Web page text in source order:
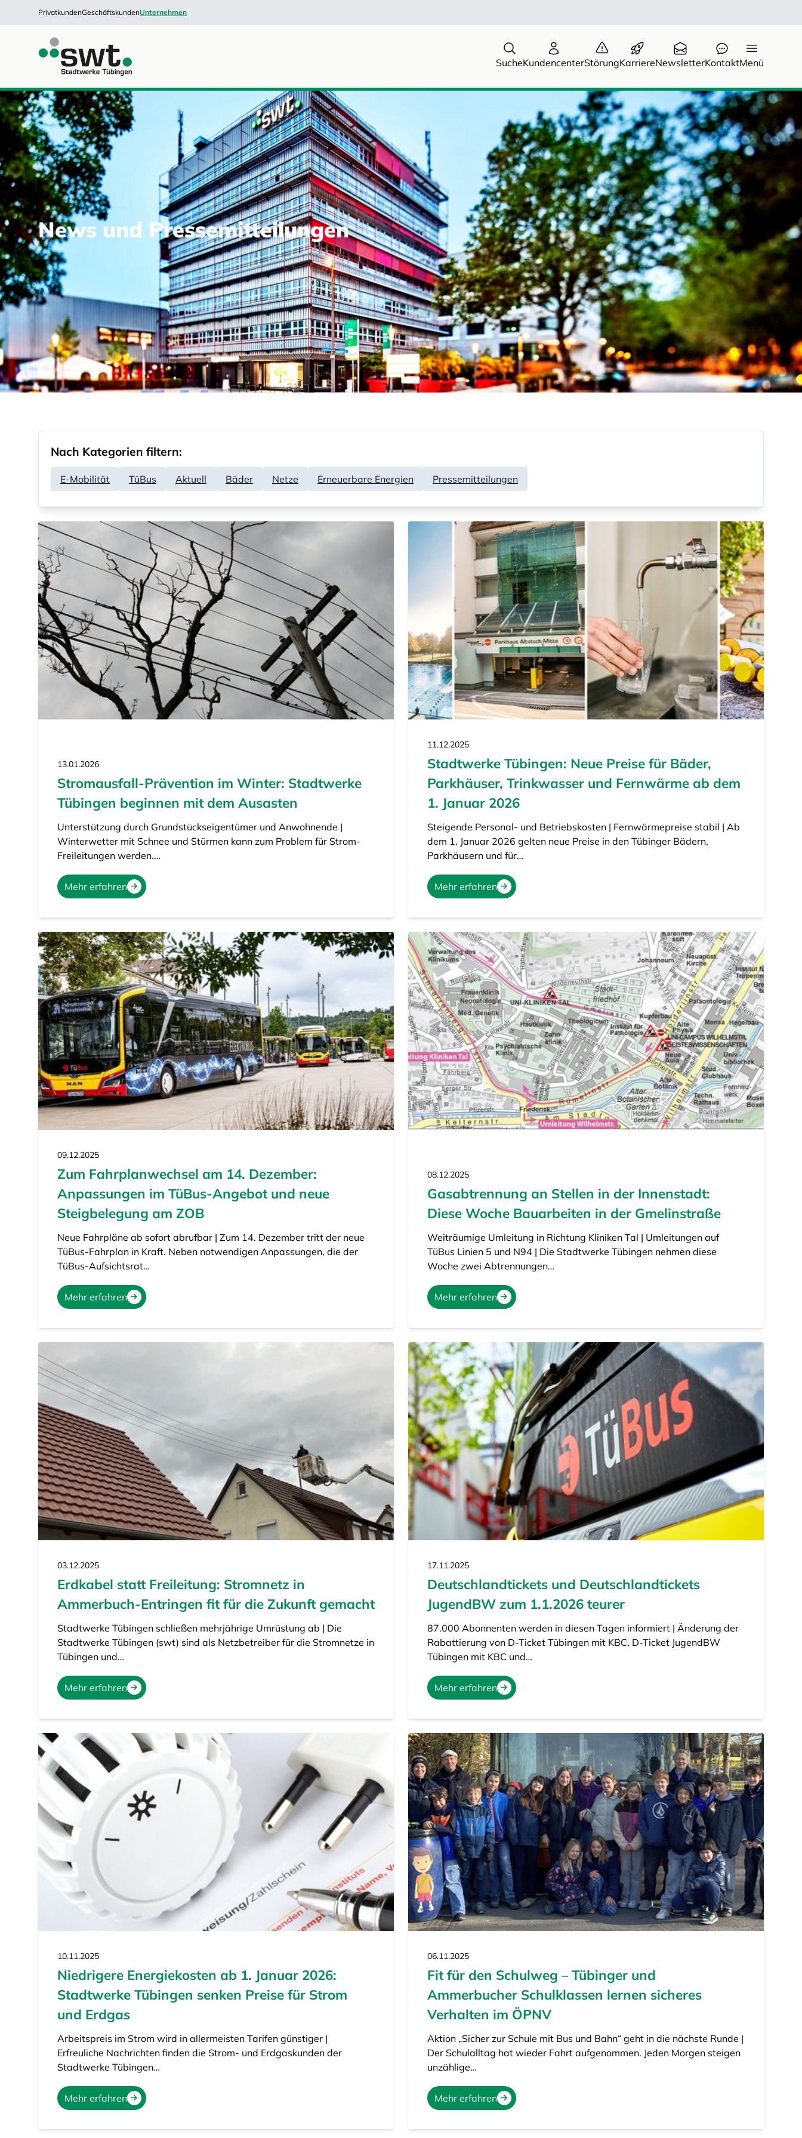
PrivatkundenGeschäftskundenUnternehmen
SucheKundencenterStörungKarriereNewsletterKontaktMenü
News und Pressemitteilungen
Nach Kategorien filtern:
E-Mobilität TüBus Aktuell Bäder Netze Erneuerbare Energien Pressemitteilungen
13.01.2026
Stromausfall-Prävention im Winter: Stadtwerke
Tübingen beginnen mit dem Ausasten
Unterstützung durch Grundstückseigentümer und Anwohnende |
Winterwetter mit Schnee und Stürmen kann zum Problem für Strom-
Freileitungen werden.…
Mehr erfahren
11.12.2025
Stadtwerke Tübingen: Neue Preise für Bäder,
Parkhäuser, Trinkwasser und Fernwärme ab dem
1. Januar 2026
Steigende Personal- und Betriebskosten | Fernwärmepreise stabil | Ab
dem 1. Januar 2026 gelten neue Preise in den Tübinger Bädern,
Parkhäusern und für…
Mehr erfahren
09.12.2025
Zum Fahrplanwechsel am 14. Dezember:
Anpassungen im TüBus-Angebot und neue
Steigbelegung am ZOB
Neue Fahrpläne ab sofort abrufbar | Zum 14. Dezember tritt der neue
TüBus-Fahrplan in Kraft. Neben notwendigen Anpassungen, die der
TüBus-Aufsichtsrat…
Mehr erfahren
08.12.2025
Gasabtrennung an Stellen in der Innenstadt:
Diese Woche Bauarbeiten in der Gmelinstraße
Weiträumige Umleitung in Richtung Kliniken Tal | Umleitungen auf
TüBus Linien 5 und N94 | Die Stadtwerke Tübingen nehmen diese
Woche zwei Abtrennungen…
Mehr erfahren
03.12.2025
Erdkabel statt Freileitung: Stromnetz in
Ammerbuch-Entringen fit für die Zukunft gemacht
Stadtwerke Tübingen schließen mehrjährige Umrüstung ab | Die
Stadtwerke Tübingen (swt) sind als Netzbetreiber für die Stromnetze in
Tübingen und…
Mehr erfahren
17.11.2025
Deutschlandtickets und Deutschlandtickets
JugendBW zum 1.1.2026 teurer
87.000 Abonnenten werden in diesen Tagen informiert | Änderung der
Rabattierung von D-Ticket Tübingen mit KBC, D-Ticket JugendBW
Tübingen mit KBC und…
Mehr erfahren
10.11.2025
Niedrigere Energiekosten ab 1. Januar 2026:
Stadtwerke Tübingen senken Preise für Strom
und Erdgas
Arbeitspreis im Strom wird in allermeisten Tarifen günstiger |
Erfreuliche Nachrichten finden die Strom- und Erdgaskunden der
Stadtwerke Tübingen…
Mehr erfahren
06.11.2025
Fit für den Schulweg – Tübinger und
Ammerbucher Schulklassen lernen sicheres
Verhalten im ÖPNV
Aktion „Sicher zur Schule mit Bus und Bahn“ geht in die nächste Runde |
Der Schulalltag hat wieder Fahrt aufgenommen. Jeden Morgen steigen
unzählige…
Mehr erfahren